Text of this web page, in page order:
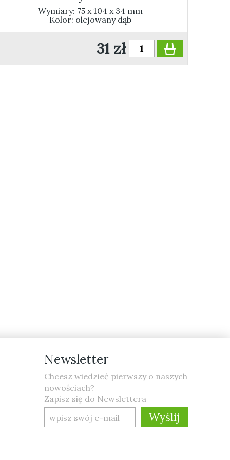
Wymiary: 75 x 104 x 34 mm
Kolor: olejowany dąb
31 zł
Newsletter
Chcesz wiedzieć pierwszy o naszych
nowościach?
Zapisz się do Newslettera
wpisz swój e-mail
Wyślij